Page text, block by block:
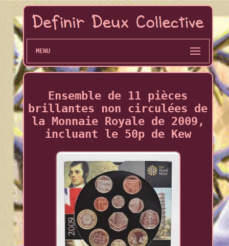
MENU
Ensemble de 11 pièces
brillantes non circulées de
la Monnaie Royale de 2009,
incluant le 50p de Kew